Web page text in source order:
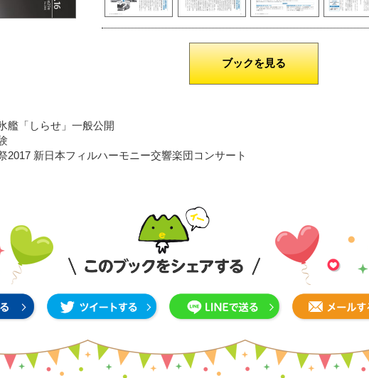
ブックを見る
艦「しらせ」一般公開
新日本フィルハーモニー交響楽団コンサート
鶴岡市 湯野浜の夕日
撮影場所：湯野浜
遊佐町 新緑
撮影場所：胴腹滝